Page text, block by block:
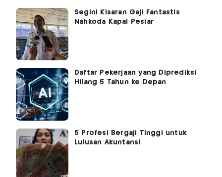
Segini Kisaran Gaji Fantastis
Nahkoda Kapal Pesiar
Daftar Pekerjaan yang Diprediksi
Hilang 5 Tahun ke Depan
5 Profesi Bergaji Tinggi untuk
Lulusan Akuntansi